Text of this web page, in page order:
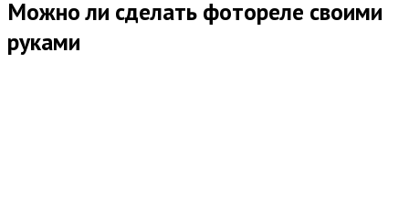
Можно ли сделать фотореле своими
руками